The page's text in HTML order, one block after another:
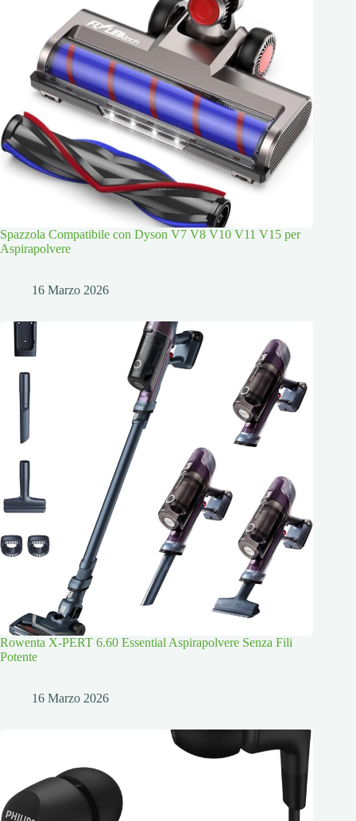
Spazzola Compatibile con Dyson V7 V8 V10 V11 V15 per
Aspirapolvere
16 Marzo 2026
Rowenta X-PERT 6.60 Essential Aspirapolvere Senza Fili
Potente
16 Marzo 2026